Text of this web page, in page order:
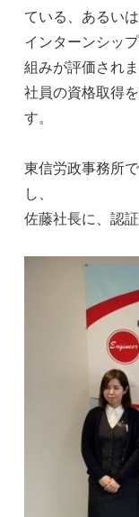
ている、あるいは
インターンシッ
組みが評価されま
社員の資格取得
す。
東信労政事務所
し、
佐藤社長に、認